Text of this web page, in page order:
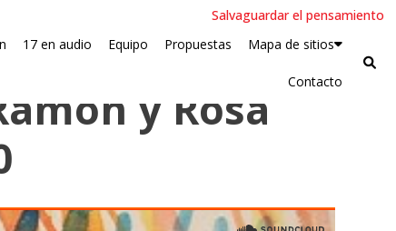
Salvaguardar el pensamiento
17 en audio Equipo Propuestas Mapa de sitios
Contacto
y Rosa